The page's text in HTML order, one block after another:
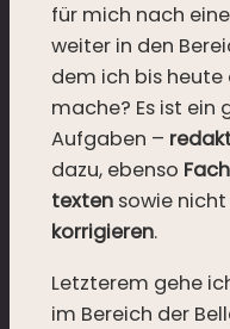
für mich nach
weiter in den
dem ich bis heute
mache? Es ist ein
Aufgaben –
dazu, ebenso
textensowie nicht
korrigieren.
Letzterem gehe
im Bereich der